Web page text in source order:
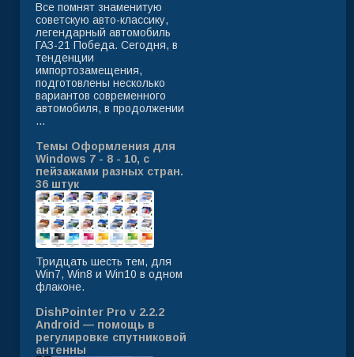
Все помнят знаменитую
советскую авто-классику,
легендарный автомобиль
ГАЗ-21 Победа. Сегодня, в
тенденции
импортозамещения,
подготовлены несколько
вариантов современного
автомобиля, в продолжении
...
Темы Оформления для
Windows 7 - 8 - 10, с
пейзажами разных стран.
36 штук
Тридцать шесть тем, для
Win7, Win8 и Win10 в одном
флаконе.
DishPointer Pro v 2.2.2
Android — помощь в
регулировке спутниковой
антенны